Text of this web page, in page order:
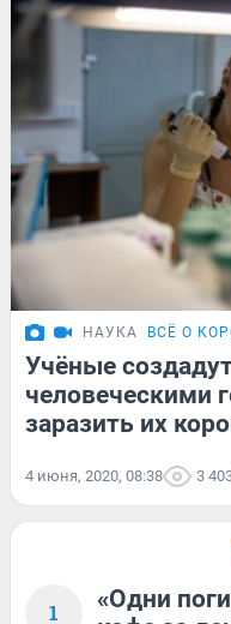
НАУКА ВСЁ О
Учёные
человеческими
заразить их
4 июня, 2020, 08:38 3
1
«Одни